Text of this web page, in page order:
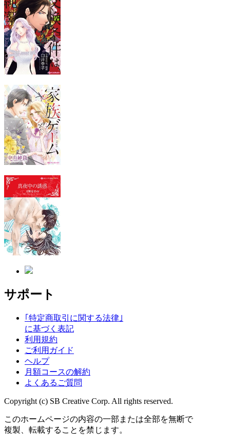
サポート
｢特定商取引に関する法律｣
に基づく表記
利用規約
ご利用ガイド
ヘルプ
月額コースの解約
よくあるご質問
Copyright (c) SB Creative Corp. All rights reserved.
このホームページの内容の一部または全部を無断で
複製、転載することを禁じます。